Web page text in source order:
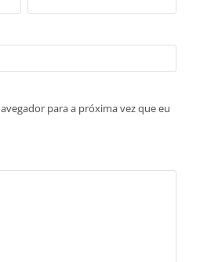
para a próxima vez que eu